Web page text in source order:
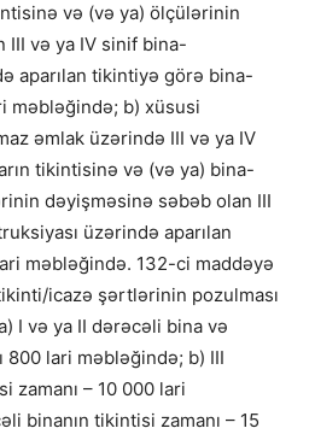
və (və ya) ölçülərinin
III və ya IV sinif bina-
aparılan tikintiyə görə bina-
məbləğində; b) xüsusi
əmlak üzərində III və ya IV
tikintisinə və (və ya) bina-
dəyişməsinə səbəb olan III
üzərində aparılan
məbləğində. 132-ci maddəyə
icazə şərtlərinin pozulması
I və ya II dərəcəli bina və
lari məbləğində; b) III
zamanı – 10 000 lari
binanın tikintisi zamanı – 15